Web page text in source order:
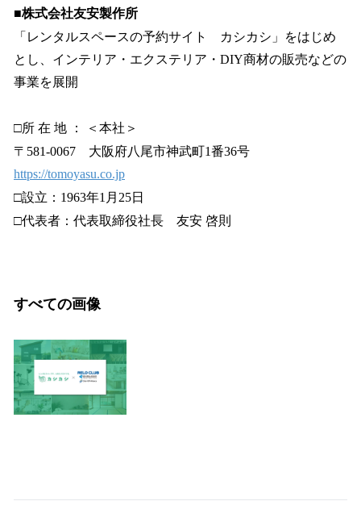
■株式会社友安製作所
「レンタルスペースの予約サイト カシカシ」をはじめ
とし、インテリア・エクステリア・DIY商材の販売などの
事業を展開
□所 在 地 ： ＜本社＞
〒581-0067 大阪府八尾市神武町1番36号
https://tomoyasu.co.jp
□設立：1963年1月25日
□代表者：代表取締役社長 友安 啓則
すべての画像